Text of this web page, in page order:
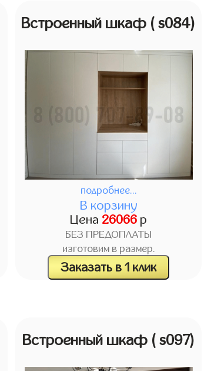
Встроенный шкаф ( s084)
подробнее...
В корзину
Цена 26066 р
БЕЗ ПРЕДОПЛАТЫ
изготовим в размер.
Заказать в 1 клик
Встроенный шкаф ( s097)